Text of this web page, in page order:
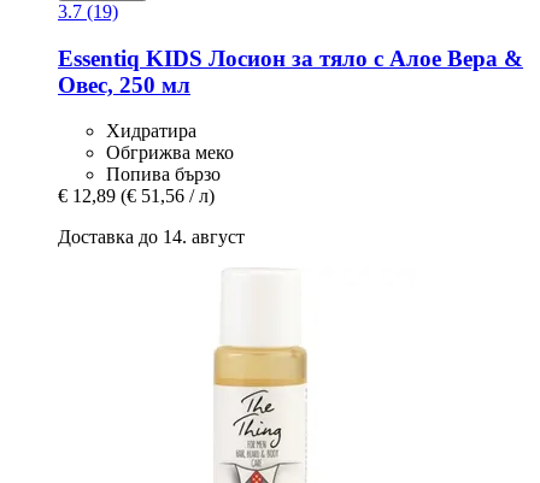
3.7 (19)
Essentiq KIDS Лосион за тяло с Алое Вера &
Овес, 250 мл
Хидратира
Обгрижва меко
Попива бързо
€ 12,89 (€ 51,56 / л)
Доставка до 14. август